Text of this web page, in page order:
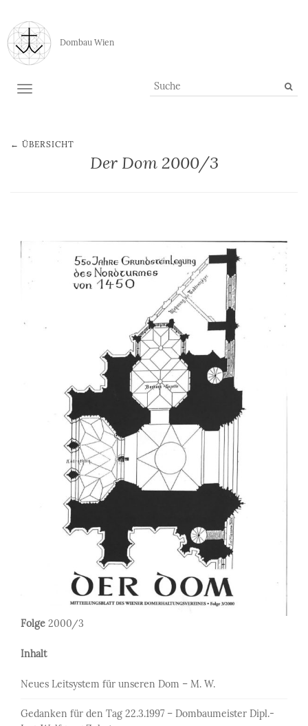
Dombau Wien
TOGGLE NAVIGATION
← ÜBERSICHT
Der Dom 2000/3
Folge 2000/3
Inhalt
Neues Leitsystem für unseren Dom – M. W.
Gedanken für den Tag 22.3.1997 – Dombaumeister Dipl.-